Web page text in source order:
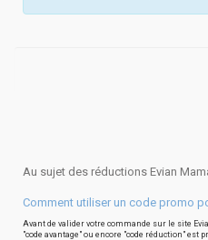
Au sujet des réductions Evian
Comment utiliser un code promo
Avant de valider votre commande sur le site
"code avantage" ou encore "code réduction" est